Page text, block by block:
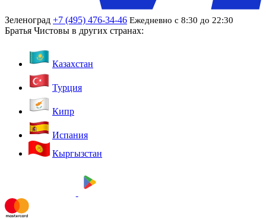
Зеленоград +7 (495) 476-34-46 Ежедневно с 8:30 до 22:30
Братья Чистовы в других странах:
Казахстан
Турция
Кипр
Испания
Кыргызстан